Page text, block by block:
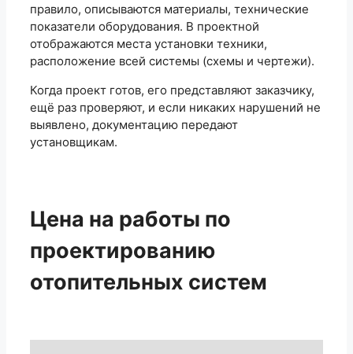
правило, описываются материалы, технические
показатели оборудования. В проектной
отображаются места установки техники,
расположение всей системы (схемы и чертежи).
Когда проект готов, его представляют заказчику,
ещё раз проверяют, и если никаких нарушений не
выявлено, документацию передают
установщикам.
Цена на работы по
проектированию
отопительных систем